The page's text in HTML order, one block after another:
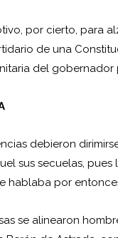
por cierto, para
de una
del
debieron
sus secuelas,
hablaba por
se alinearon